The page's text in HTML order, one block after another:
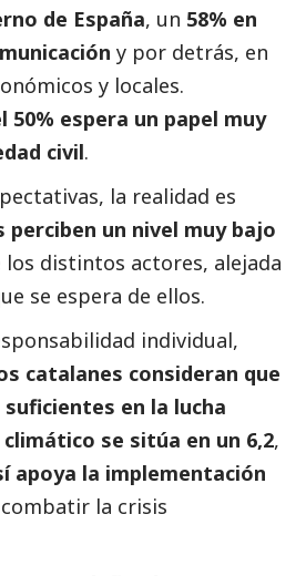
de España, un 58% en
y por detrás, en
y locales.
50% espera un papel muy
civil.
la realidad es
perciben un nivel muy bajo
los distintos actores, alejada
se espera de ellos.
individual,
catalanes consideran que
en la lucha
se sitúa en un 6,2,
apoya la implementación
la crisis